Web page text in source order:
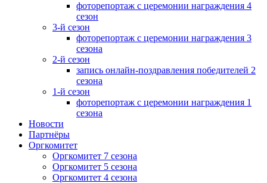
фоторепортаж с церемонии награждения 4
сезон
3-й сезон
фоторепортаж с церемонии награждения 3
сезона
2-й сезон
запись онлайн-поздравления победителей 2
сезона
1-й сезон
фоторепортаж с церемонии награждения 1
сезона
Новости
Партнёры
Оргкомитет
Оргкомитет 7 сезона
Оргкомитет 5 сезона
Оргкомитет 4 сезона